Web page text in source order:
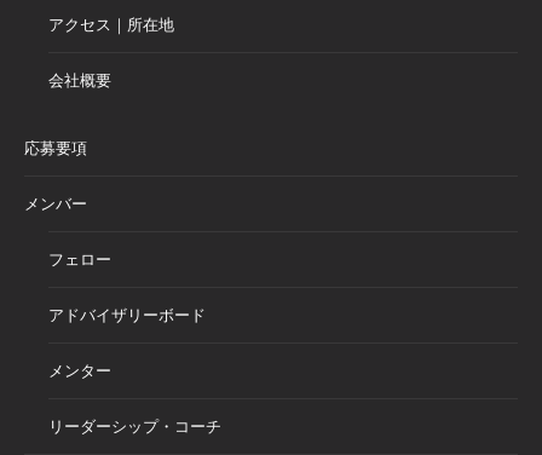
アクセス｜所在地
会社概要
応募要項
メンバー
フェロー
アドバイザリーボード
メンター
リーダーシップ・コーチ